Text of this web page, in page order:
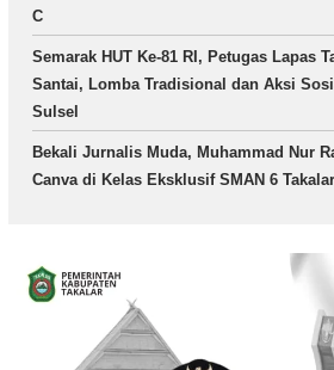
C
Semarak HUT Ke-81 RI, Petugas Lapas
Santai, Lomba Tradisional dan Aksi
Sulsel
Bekali Jurnalis Muda, Muhammad Nur
Canva di Kelas Eksklusif SMAN 6 Takalar